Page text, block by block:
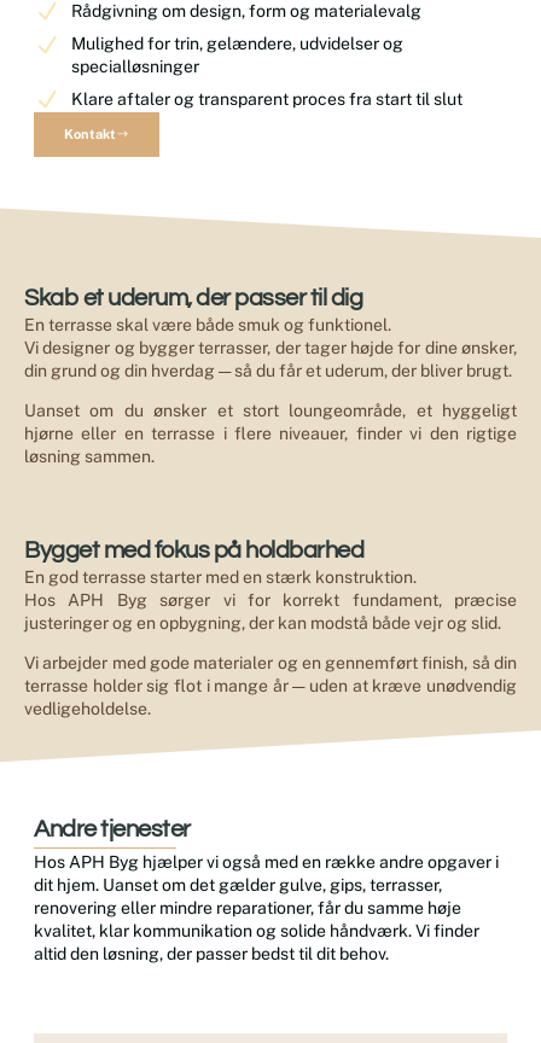
Rådgivning om design, form og materialevalg
Mulighed for trin, gelændere, udvidelser og
specialløsninger
Klare aftaler og transparent proces fra start til slut
Kontakt
Skab et uderum, der passer til dig
En terrasse skal være både smuk og funktionel.
Vi designer og bygger terrasser, der tager højde for dine ønsker,
din grund og din hverdag — så du får et uderum, der bliver brugt.
Uanset om du ønsker et stort loungeområde, et hyggeligt
hjørne eller en terrasse i flere niveauer, finder vi den rigtige
løsning sammen.
Bygget med fokus på holdbarhed
En god terrasse starter med en stærk konstruktion.
Hos APH Byg sørger vi for korrekt fundament, præcise
justeringer og en opbygning, der kan modstå både vejr og slid.
Vi arbejder med gode materialer og en gennemført finish, så din
terrasse holder sig flot i mange år — uden at kræve unødvendig
vedligeholdelse.
Andre tjenester
Hos APH Byg hjælper vi også med en række andre opgaver i
dit hjem. Uanset om det gælder gulve, gips, terrasser,
renovering eller mindre reparationer, får du samme høje
kvalitet, klar kommunikation og solide håndværk. Vi finder
altid den løsning, der passer bedst til dit behov.